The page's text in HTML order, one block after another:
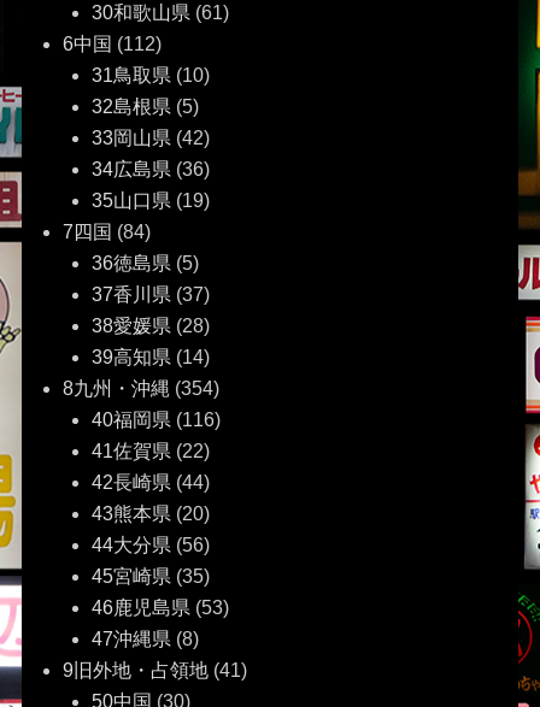
30和歌山県 (61)
6中国 (112)
31鳥取県 (10)
32島根県 (5)
33岡山県 (42)
34広島県 (36)
35山口県 (19)
7四国 (84)
36徳島県 (5)
37香川県 (37)
38愛媛県 (28)
39高知県 (14)
8九州・沖縄 (354)
40福岡県 (116)
41佐賀県 (22)
42長崎県 (44)
43熊本県 (20)
44大分県 (56)
45宮崎県 (35)
46鹿児島県 (53)
47沖縄県 (8)
9旧外地・占領地(41)
50中国 (30)